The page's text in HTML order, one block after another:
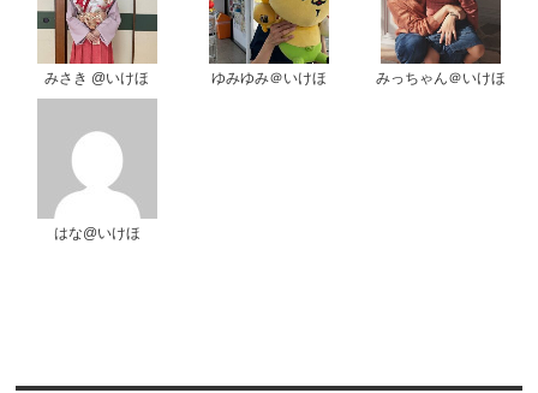
みさき @いけほ ゆみゆみ＠いけほ みっちゃん＠いけほ
はな@いけほ